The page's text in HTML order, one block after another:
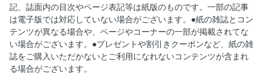
載〉
神崎 恵さん いつまでも“老けない私”でいたいから 〈新連
載〉
加藤ローサの#暮らしのカケラ 〈連載〉
syunkonカフェのひたひたまで注いでコトコト煮つめた話
記、誌面内の目次やページ表記等は紙版のものです。一部の記事
は電子版では対応していない場合がございます。●紙の雑誌とコン
テンツが異なる場合や、ページやコーナーの一部が掲載されてな
い場合がございます。●プレゼントや割引きクーポンなど、紙の雑
誌をご購入いただかないとご利用になれないコンテンツが含まれ
る場合がございます。